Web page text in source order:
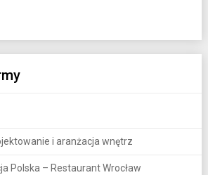
i aranżacja wnętrz
Polska – Restaurant Wrocław